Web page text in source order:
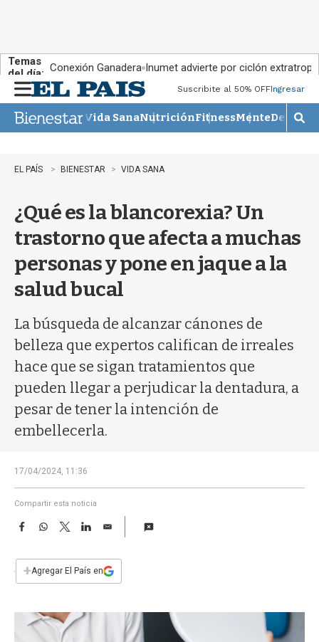
Temas
del día: Conexión Ganadera Inumet advierte por ciclón
n
u
Suscribite al 50% OFFIngresar
Vida SanaNutriciónFitnessMente
M
o
�
EL PAÍS BIENESTAR VIDA SANA
¿Qué es la blancorexia? Un
trastorno que afecta a muchas
personas y pone en jaque a la
salud bucal
La búsqueda de alcanzar cánones de
belleza que expertos califican de irreales
hace que se sigan tratamientos que
pueden llegar a perjudicar la dentadura, a
pesar de tener la intención de
embellecerla.
17/04/2024, 11:36
Compartir esta noticia
F
e
b
k
W
s
p
T
w
t
L
n
E
i
l
+Agregar El País en